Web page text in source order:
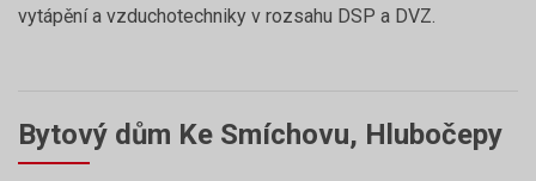
vytápění a vzduchotechniky v rozsahu DSP a DVZ.
Bytový dům Ke Smíchovu, Hlubočepy